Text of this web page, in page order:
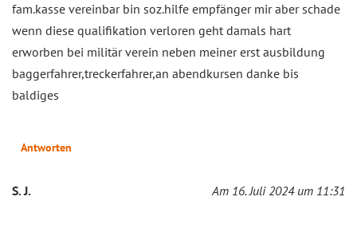
fam.kasse vereinbar bin soz.hilfe empfänger mir aber schade
wenn diese qualifikation verloren geht damals hart
erworben bei militär verein neben meiner erst ausbildung
baggerfahrer,treckerfahrer,an abendkursen danke bis
baldiges
Antworten
S. J. Am 16. Juli 2024 um 11:31